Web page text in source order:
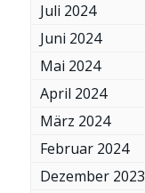
Juli 2024
Juni 2024
Mai 2024
April 2024
März 2024
Februar 2024
Dezember 2023